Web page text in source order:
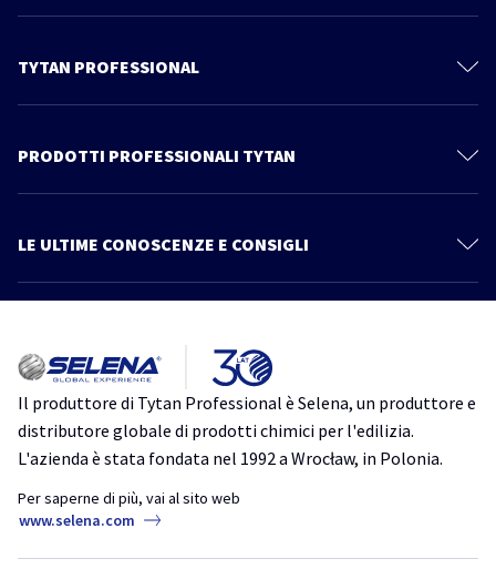
TYTAN PROFESSIONAL
Contattaci
Prodotti
PRODOTTI PROFESSIONALI TYTAN
Sistema Cartongesso
Impermeabilizzanti
Accessori
Ancoranti Chimici
Adesivi
Siliconi Neutri
LE ULTIME CONOSCENZE E CONSIGLI
Più articoli
di isolare
isolamento isolamento acustico isolamento termico
poliuretanica
TytanProfessional
Schiume Poliuretaniche per Tetti: Guida Completa alla Scelta e
coperture schiuma
Il produttore di Tytan Professional è Selena, un produttore e
distributore globale di prodotti chimici per l'edilizia.
L'azienda è stata fondata nel 1992 a Wrocław, in Polonia.
Per saperne di più, vai al sito web
www.selena.com